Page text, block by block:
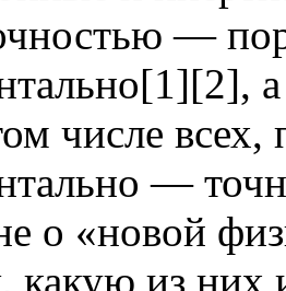
—
числе
—
о «новой
какую из них